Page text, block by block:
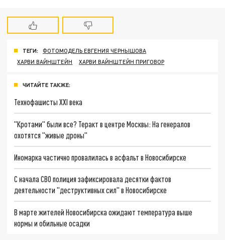
ТЕГИ:
ФОТОМОДЕЛЬ ЕВГЕНИЯ ЧЕРНЫШОВА
ХАРВИ ВАЙНШТЕЙН
ХАРВИ ВАЙНШТЕЙН ПРИГОВОР
ЧИТАЙТЕ ТАКЖЕ:
Технофашисты XXI века
"Кротами" были все? Теракт в центре Москвы: На генералов
охотятся "живые дроны"
Иномарка частично провалилась в асфальт в Новосибирске
С начала СВО полиция зафиксировала десятки фактов
деятельности "деструктивных сил" в Новосибирске
В марте жителей Новосибирска ожидают температура выше
нормы и обильные осадки